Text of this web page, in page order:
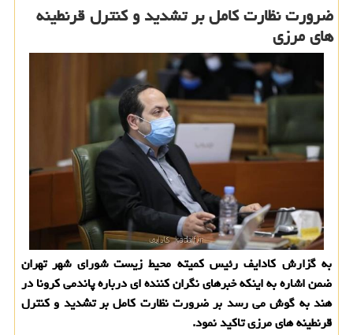
ضرورت نظارت كامل بر تشدید و كنترل قرنطینه
های مرزی
به گزارش کادایف رئیس کمیته محیط زیست شورای شهر تهران
ضمن اشاره به اینکه خبرهای نگران کننده ای درباره پاندمی کرونا در
هند به گوش می رسد بر ضرورت نظارت کامل بر تشدید و کنترل
قرنطینه های مرزی تاکید نمود.